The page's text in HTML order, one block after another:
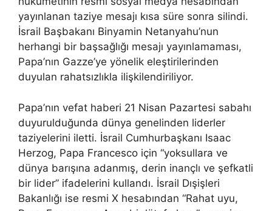
yayınlanan taziye mesajı kısa süre sonra silindi.
İsrail Başbakanı Binyamin Netanyahu’nun
herhangi bir başsağlığı mesajı yayınlamaması,
Papa’nın Gazze’ye yönelik eleştirilerinden
duyulan rahatsızlıkla ilişkilendiriliyor.
Papa’nın vefat haberi 21 Nisan Pazartesi sabahı
duyurulduğunda dünya genelinden liderler
taziyelerini iletti. İsrail Cumhurbaşkanı Isaac
Herzog, Papa Francesco için “yoksullara ve
dünya barışına adanmış, derin inançlı ve şefkatli
bir lider” ifadelerini kullandı. İsrail Dışişleri
Bakanlığı ise resmi X hesabından “Rahat uyu,